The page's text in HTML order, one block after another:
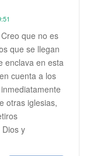
que no es
que se llegan
enclava en esta
cuenta a los
otras iglesias,
y